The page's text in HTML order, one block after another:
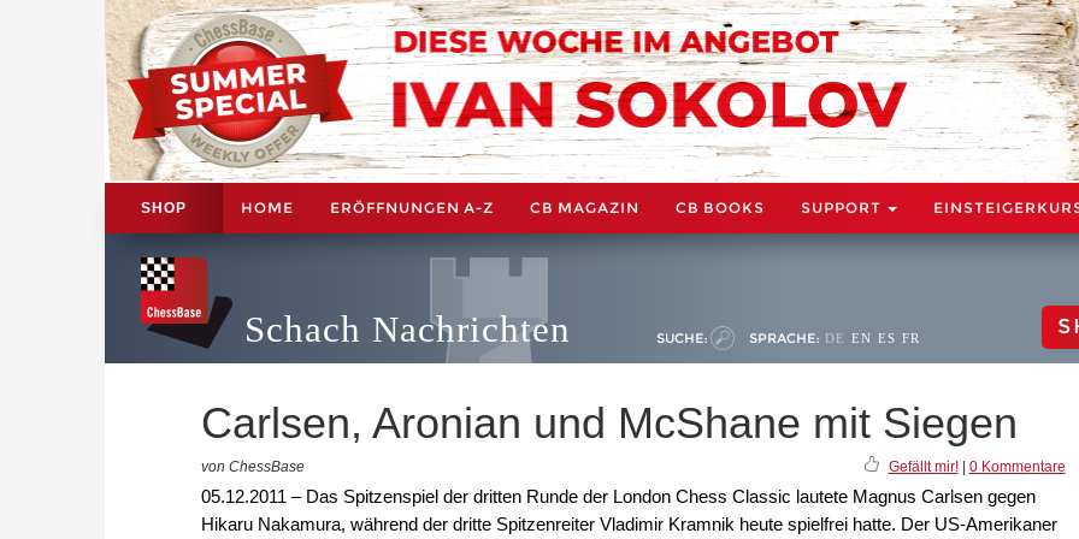
SHOP HOME ERÖFFNUNGEN A-Z CB MAGAZIN CB BOOKS SUPPORT
Schach Nachrichten SUCHE: SPRACHE: DE EN ES FR
Carlsen, Aronian und McShane mit Siegen
von ChessBase Gefällt mir!| 0 Kommentare
05.12.2011 – Das Spitzenspiel der dritten Runde der London Chess Classic lautete Magnus Carlsen gegen
Hikaru Nakamura, während der dritte Spitzenreiter Vladimir Kramnik heute spielfrei hatte. Der US-Amerikaner